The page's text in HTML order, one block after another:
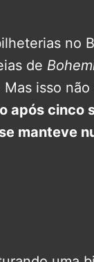
no
de
Mas isso
após cinco
manteve